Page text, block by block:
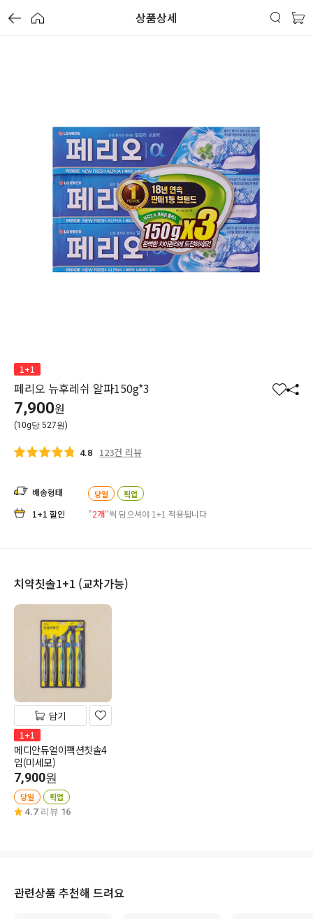
상품상세
1+1
페리오 뉴후레쉬 알파150g*3
찜 공
7,900원
(10g당 527원)
4.8 123건 리뷰
배송형태 당일 픽업
1+1 할인 "2개"씩 담으셔야 1+1 적용됩니다
치약칫솔1+1 (교차가능)
담기
1+1
메디안듀얼이팩션칫솔4
입(미세모)
7,900원
당일 픽업
4.7 리뷰 16
관련상품 추천해 드려요
할
인
전
가
격
가
격
별
5
개
만
점
중
할
인
전
가
격
가
격
별
5
개
만
점
중